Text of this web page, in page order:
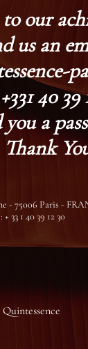
to our
us an
40 39
a
- 75006 Paris -
+ 33 1 40 39 12 30